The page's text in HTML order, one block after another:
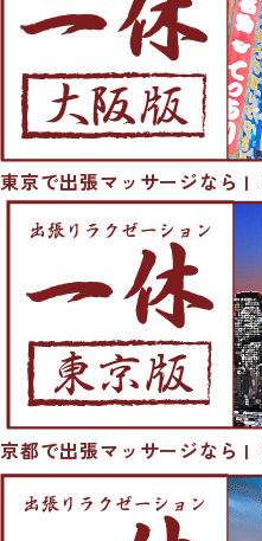
東京で出張マッサージなら
京都で出張マッサージなら